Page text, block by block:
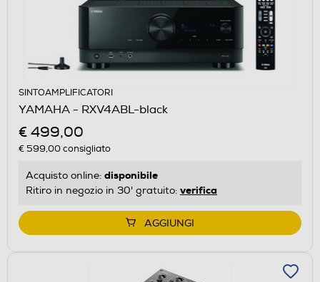
SINTOAMPLIFICATORI
YAMAHA - RXV4ABL-black
€ 499,00
€ 599,00consigliato
Acquisto online: disponibile
Ritiro in negozio in 30' gratuito: verifica
AGGIUNGI